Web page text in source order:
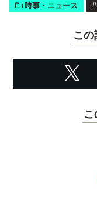
時事・ニュース #
こ
こ